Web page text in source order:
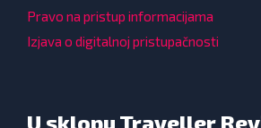
Pravo na pristup informacijama
Izjava o digitalnoj pristupačnosti
U sklopu Traveller